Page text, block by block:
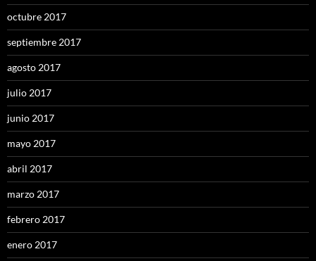
octubre 2017
septiembre 2017
agosto 2017
julio 2017
junio 2017
mayo 2017
abril 2017
marzo 2017
febrero 2017
enero 2017